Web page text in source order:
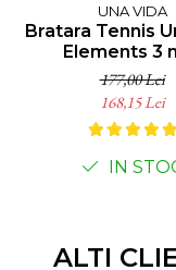
UNA VIDA
Bratara Tennis
Elements 3
177,00 Lei
168,15 Lei
IN
ALTI